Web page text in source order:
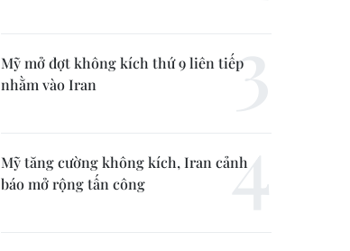
Mỹ mở đợt không kích thứ 9 liên tiếp
nhằm vào Iran
Mỹ tăng cường không kích, Iran cảnh
báo mở rộng tấn công